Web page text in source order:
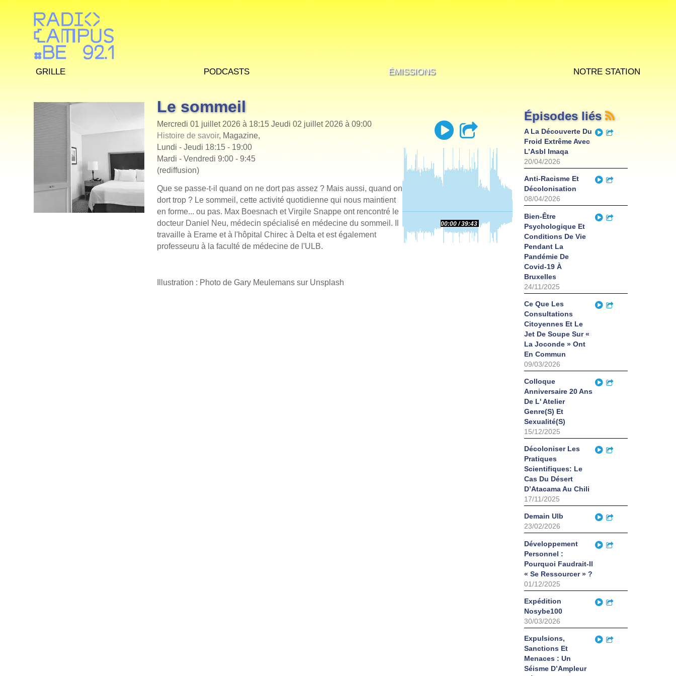
Grille Podcasts Émissions Notre station
Le sommeil
Play Partager
00:00 39:43
Mercredi 01 juillet 2026 à 18:15 Jeudi 02 juillet 2026 à 09:00
Histoire de savoir, Magazine,
Lundi - Jeudi 18:15 - 19:00
Mardi - Vendredi 9:00 - 9:45
(rediffusion)
Que se passe-t-il quand on ne dort pas assez ? Mais aussi, quand on
dort trop ? Le sommeil, cette activité quotidienne qui nous maintient
en forme... ou pas. Max Boesnach et Virgile Snappe ont rencontré le
docteur Daniel Neu, médecin spécialisé en médecine du sommeil. Il
travaille à Erame et à l'hôpital Chirec à Delta et est également
professeuru à la faculté de médecine de l'ULB.
Illustration : Photo de Gary Meulemans sur Unsplash
Épisodes liés
A La Découverte Du
Froid Extrême Avec
L’Asbl Imaqa
20/04/2026
Play
Anti-Racisme Et
Décolonisation
08/04/2026
Play
Bien-Être
Psychologique Et
Conditions De Vie
Pendant La
Pandémie De
Covid-19 À
Bruxelles
24/11/2025
Play
Ce Que Les
Consultations
Citoyennes Et Le
Jet De Soupe Sur «
La Joconde » Ont
En Commun
09/03/2026
Play
Colloque
Anniversaire 20 Ans
De L' Atelier
Genre(S) Et
Sexualité(S)
15/12/2025
Play
Décoloniser Les
Pratiques
Scientifiques: Le
Cas Du Désert
D’Atacama Au Chili
17/11/2025
Play
Demain Ulb
23/02/2026
Play
Développement
Personnel :
Pourquoi Faudrait-Il
« Se Ressourcer » ?
01/12/2025
Play
Expédition
Nosybe100
30/03/2026
Play
Expulsions,
Sanctions Et
Menaces : Un
Séisme D’Ampleur
Play